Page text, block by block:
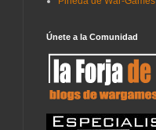
Únete a la Comunidad